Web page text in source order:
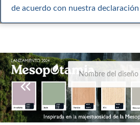
de acuerdo con nuestra